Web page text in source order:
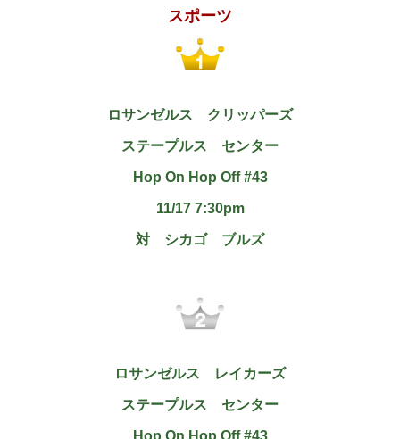
スポーツ
ロサンゼルス クリッパーズ
ステープルス センター
Hop On Hop Off #43
11/17 7:30pm
対 シカゴ ブルズ
ロサンゼルス レイカーズ
ステープルス センター